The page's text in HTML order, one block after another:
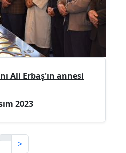
Ali Erbaş'ın annesi
2023
>